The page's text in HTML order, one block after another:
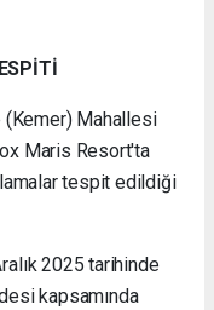
(Kemer) Mahallesi
Maris Resort'ta
tespit edildiği
2025 tarihinde
kapsamında